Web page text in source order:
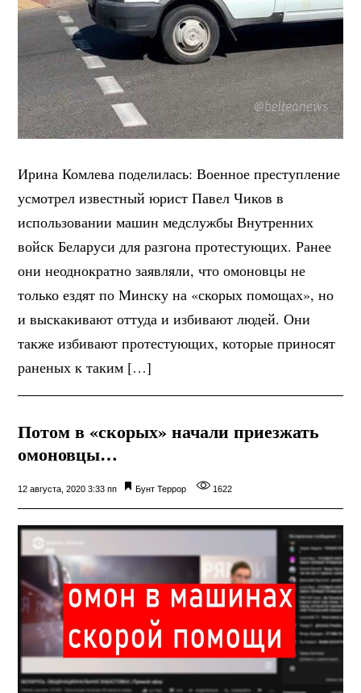
Ирина Комлева поделилась: Военное преступление
усмотрел известный юрист Павел Чиков в
использовании машин медслужбы Внутренних
войск Беларуси для разгона протестующих. Ранее
они неоднократно заявляли, что омоновцы не
только ездят по Минску на «скорых помощах», но
и выскакивают оттуда и избивают людей. Они
также избивают протестующих, которые приносят
раненых к таким […]
Потом в «скорых» начали приезжать
омоновцы…
12 августа, 2020 3:33 пп Бунт Террор 1622